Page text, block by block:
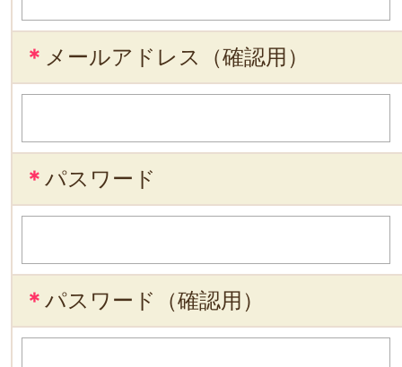
＊ メールアドレス（確認用）
＊ パスワード
＊ パスワード（確認用）